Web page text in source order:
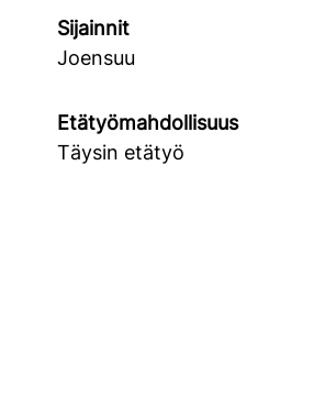
Sijainnit
Joensuu
Etätyömahdollisuus
Täysin etätyö